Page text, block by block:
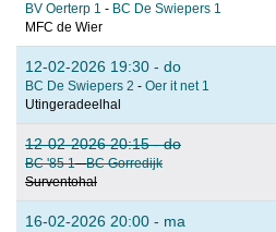
BV Oerterp 1 - BC De Swiepers 1
MFC de Wier
12-02-2026 19:30 - do
BC De Swiepers 2 - Oer it net 1
Utingeradeelhal
12-02-2026 20:15 - do
BC '85 1-BC Gorredijk
Surventohal
16-02-2026 20:00 - ma